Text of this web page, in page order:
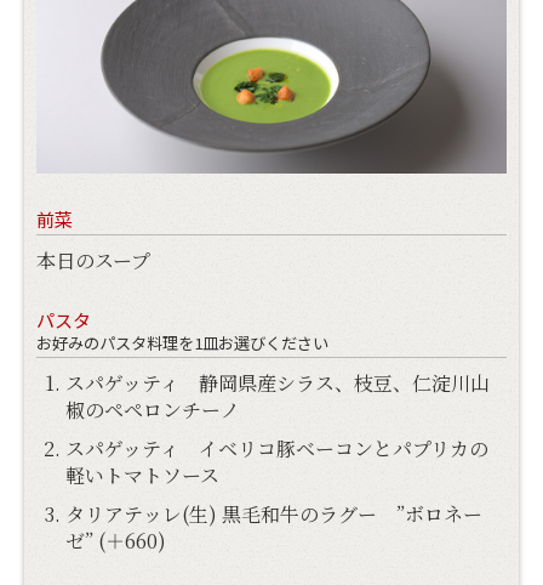
前菜
本日のスープ
パスタ
お好みのパスタ料理を1皿お選びください
スパゲッティ 静岡県産シラス、枝豆、仁淀川山
椒のペペロンチーノ
スパゲッティ イベリコ豚ベーコンとパプリカの
軽いトマトソース
タリアテッレ(生) 黒毛和牛のラグー ”ボロネー
ゼ” (＋660)